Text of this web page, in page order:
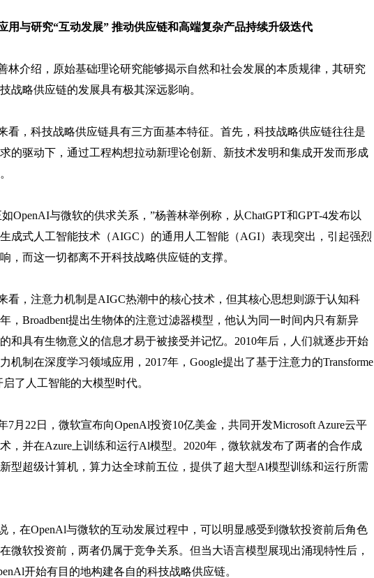
用与研究“互动发展” 推动供应链和高端复杂产品持续升级迭代
林介绍，原始基础理论研究能够揭示自然和社会发展的本质规律，其研究
战略供应链的发展具有极其深远影响。
看，科技战略供应链具有三方面基本特征。首先，科技战略供应链往往是
的驱动下，通过工程构想拉动新理论创新、新技术发明和集成开发而形成
如OpenAI与微软的供求关系，”杨善林举例称，从ChatGPT和GPT-4发布以
成式人工智能技术（AIGC）的通用人工智能（AGI）表现突出，引起强烈
，而这一切都离不开科技战略供应链的支撑。
看，注意力机制是AIGC热潮中的核心技术，但其核心思想则源于认知科
，Broadbent提出生物体的注意过滤器模型，他认为同一时间内只有新异
和具有生物意义的信息才易于被接受并记忆。2010年后，人们就逐步开始
机制在深度学习领域应用，2017年，Google提出了基于注意力的Transforme
了人工智能的大模型时代。
7月22日，微软宣布向OpenAl投资10亿美金，共同开发Microsoft Azure云平
，并在Azure上训练和运行Al模型。2020年，微软就发布了两者的合作成
型超级计算机，算力达全球前五位，提供了超大型Al模型训练和运行所需
，在OpenAl与微软的互动发展过程中，可以明显感受到微软投资前后角色
微软投资前，两者仍属于竞争关系。但当大语言模型展现出涌现特性后，
开始有目的地构建各自的科技战略供应链。